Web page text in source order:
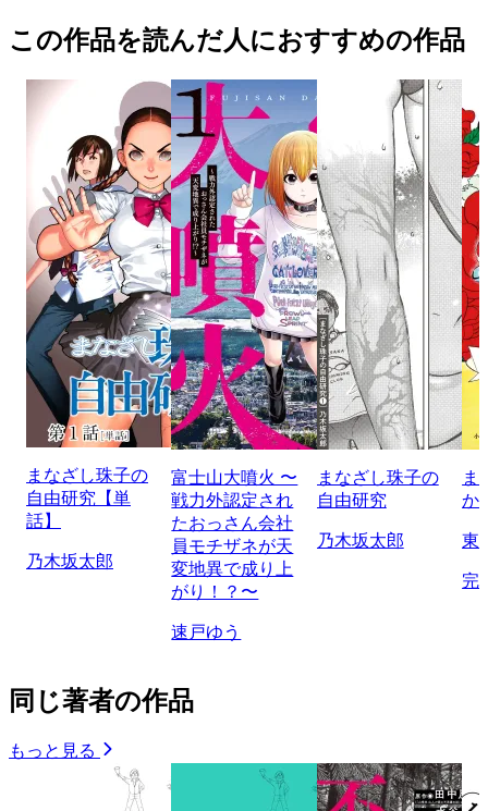
この作品を読んだ人におすすめの作品
まなざし珠子の
自由研究【単
話】
乃木坂太郎
富士山大噴火 〜
戦力外認定され
たおっさん会社
員モチザネが天
変地異で成り上
がり！？〜
速戸ゆう
まなざし珠子の
自由研究
乃木坂太郎
ま
か
東
完
同じ著者の作品
もっと見る